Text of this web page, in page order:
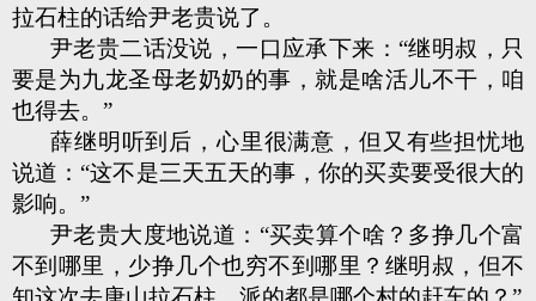
拉石柱的话给尹老贵说了。
尹老贵二话没说，一口应承下来：“继明叔，只
要是为九龙圣母老奶奶的事，就是啥活儿不干，咱
也得去。”
薛继明听到后，心里很满意，但又有些担忧地
说道：“这不是三天五天的事，你的买卖要受很大的
影响。”
尹老贵大度地说道：“买卖算个啥？多挣几个富
不到哪里，少挣几个也穷不到哪里？继明叔，但不